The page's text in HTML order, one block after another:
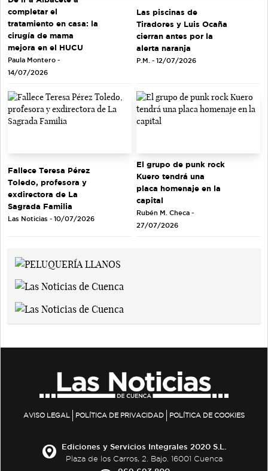
completar el
tratamiento en casa: la
cirugía de mama
mejora en el HUCU
Paula Montero -
14/07/2026
Las piscinas de
Tiradores y Luis Ocaña
cierran antes por la
alerta naranja
P.M. - 12/07/2026
Fallece Teresa Pérez
Toledo, profesora y
exdirectora de La
Sagrada Familia
Las Noticias - 10/07/2026
El grupo de punk rock
Kuero tendrá una
placa homenaje en la
capital
Rubén M. Checa -
27/07/2026
AVISO LEGAL POLÍTICA DE PRIVACIDAD POLÍTICA DE COOKIES
Ediciones y Servicios Integrales 2020 S.L.
Plaza de los Carros, 2. Bajo. 16001 Cuenca